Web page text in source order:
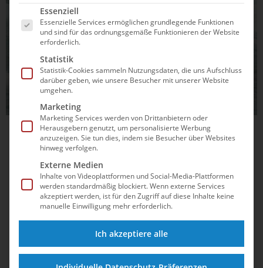
13.01.2025 15:53
Eisschwimmen: So lernt man das Frieren
richtig
In dieser Woche finden in Italien die Weltmeisterschaften im
unter fünf Grad kalten Wasser statt. Julia Wittig war einst
selbst Weltmeisterin in der extremen Variante des
Schwimmsports und hat die wichtigsten Tipps dafür in
einem Buch veröffentlicht.
Es folgt eine Liste der Service-Gruppen, für die
Essenziell
Essenzielle Services ermöglichen grundlegende Funktionen
und sind für das ordnungsgemäße Funktionieren der Website
erforderlich.
Statistik
Statistik-Cookies sammeln Nutzungsdaten, die uns Aufschluss
darüber geben, wie unsere Besucher mit unserer Website
umgehen.
Marketing
Marketing Services werden von Drittanbietern oder
Herausgebern genutzt, um personalisierte Werbung
anzuzeigen. Sie tun dies, indem sie Besucher über Websites
hinweg verfolgen.
Externe Medien
Inhalte von Videoplattformen und Social-Media-Plattformen
werden standardmäßig blockiert. Wenn externe Services
akzeptiert werden, ist für den Zugriff auf diese Inhalte keine
manuelle Einwilligung mehr erforderlich.
Ich akzeptiere alle